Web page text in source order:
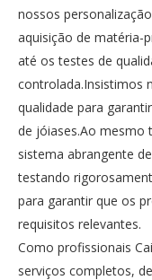
nossos
aquisição de matéria-
até os testes de
controlada.Insistimos
qualidade para
de jóiases.Ao mesmo
sistema abrangente
testando
para garantir que os
requisitos relevantes.
Como profissionais
serviços completos,